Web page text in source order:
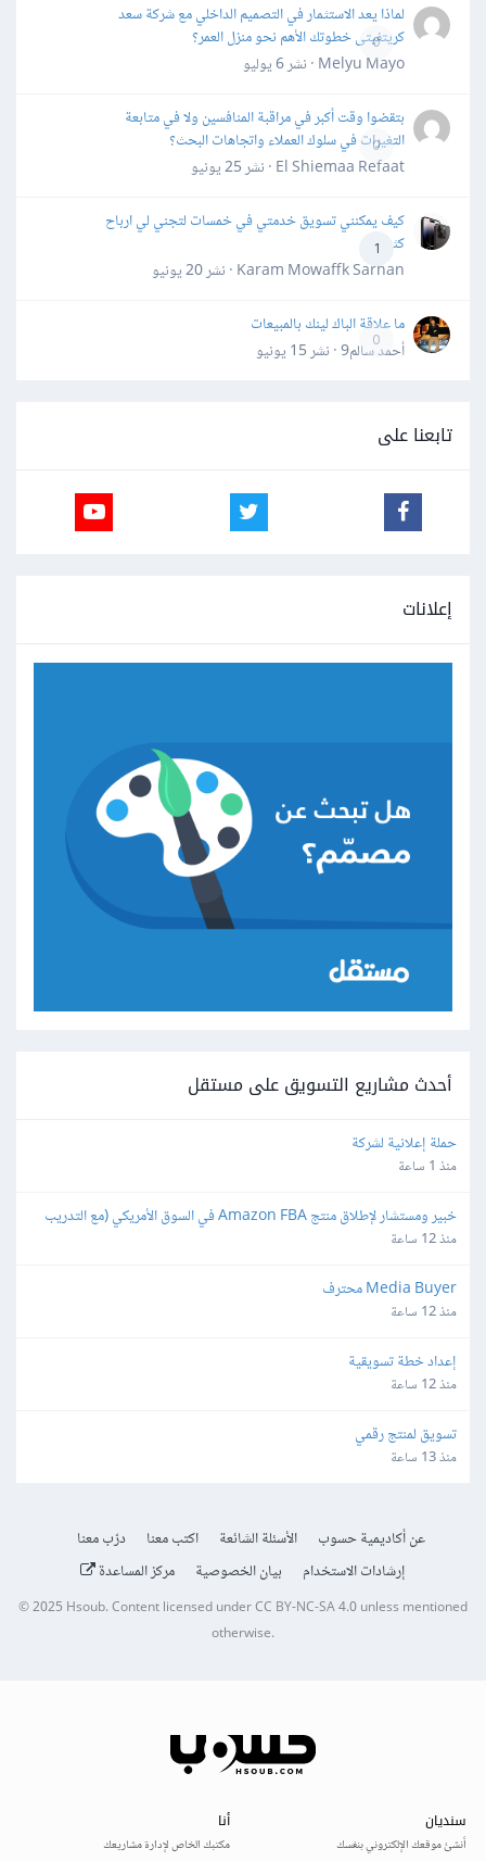
0
لماذا يعد الاستثمار في التصميم الداخلي مع شركة سعد
كريتفيتى خطوتك الأهم نحو منزل العمر؟
Melyu Mayo · نشر
6 يوليو
0
بتقضوا وقت أكبر في مراقبة المنافسين ولا في متابعة
التغيرات في سلوك العملاء واتجاهات البحث؟
El Shiemaa Refaat · نشر
25 يونيو
1
كيف يمكنني تسويق خدمتي في خمسات لتجني لي ارباح
كثيرة
Karam Mowaffk Sarhan · نشر
20 يونيو
0
ما علاقة الباك لينك بالمبيعات
أحمد سالم9 · نشر
15 يونيو
تابعنا على
إعلانات
أحدث مشاريع التسويق على مستقل
حملة إعلانية لشركة
منذ 1 ساعة
ونقل الخبرة)
منذ 12 ساعة
Media Buyer محترف
منذ 12 ساعة
إعداد خطة تسويقية
منذ 12 ساعة
تسويق لمنتج رقمي
منذ 13 ساعة
عن أكاديمية حسوب الأسئلة الشائعة اكتب معنا
درّب معنا
إرشادات الاستخدام
بيان الخصوصية مركز المساعدة
© 2025 Hsoub.Content licensed underCC BY-NC-SA 4.0unless mentioned
otherwise.